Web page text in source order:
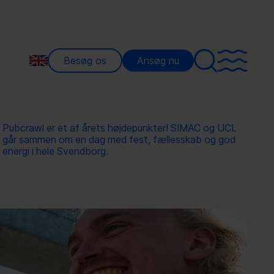
Besøg os Ansøg nu
Pubcrawl er et af årets højdepunkter! SIMAC og UCL
går sammen om en dag med fest, fællesskab og god
energi i hele Svendborg.